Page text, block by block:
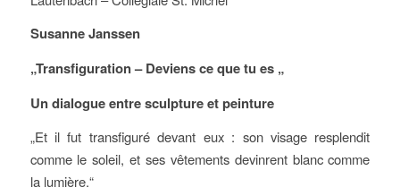
Susanne Janssen
„Transfiguration – Deviens ce que tu es „
Un dialogue entre sculpture et peinture
„Et il fut transfiguré devant eux : son visage resplendit
comme le soleil, et ses vêtements devinrent blanc comme
la lumière.“